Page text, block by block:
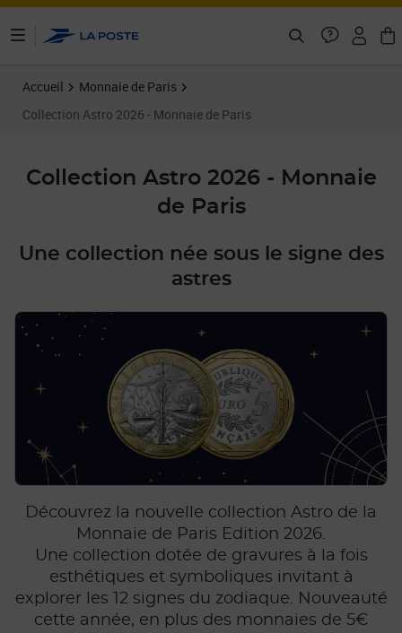
Accueil
Monnaie de Paris
Collection Astro 2026 - Monnaie de Paris
Collection Astro 2026 - Monnaie
de Paris
Une collection née sous le signe des
astres
Découvrez la nouvelle collection Astro de la
Monnaie de Paris Edition 2026.
Une collection dotée de gravures à la fois
esthétiques et symboliques invitant à
explorer les 12 signes du zodiaque. Nouveauté
cette année, en plus des monnaies de 5€